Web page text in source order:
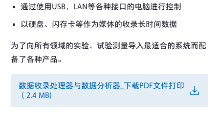
通过使用USB，LAN等各种接口的电脑进行控制
以硬盘、闪存卡等作为媒体的收录长时间数据
为了向所有领域的实验、试验测量导入最适合的系统而配
备了各种产品。
数据收录处理器与数据分析器_下载PDF文件打印
（2.4 MB)